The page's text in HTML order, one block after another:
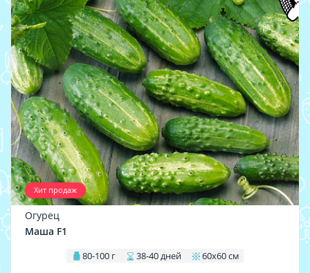
Хит продаж
Огурец
Маша F1
80-100 г 38-40 дней 60х60 см